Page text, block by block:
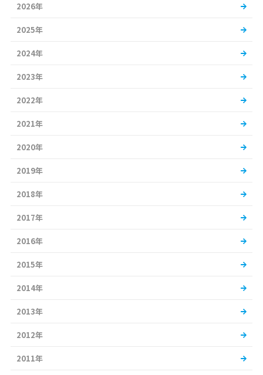
2026年
2025年
2024年
2023年
2022年
2021年
2020年
2019年
2018年
2017年
2016年
2015年
2014年
2013年
2012年
2011年